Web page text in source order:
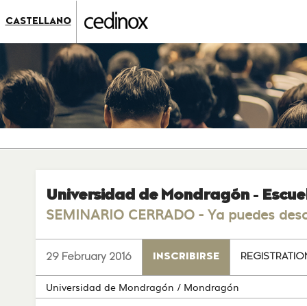
label.access.jump.content???
???
label.access.jump.header???
label.access.jump.footer???
???
label.access.jump.menu???
CASTELLANO
Universidad de Mondragón -
SEMINARIO CERRADO - Ya puedes
29 February 2016 INSCRIBIRSE
Universidad de Mondragón / Mondragón